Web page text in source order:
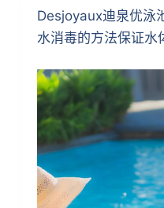
Desjoyaux迪泉优泳
水消毒的方法保证水